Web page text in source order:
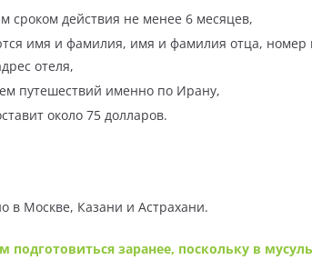
сроком действия не менее 6 месяцев,
имя и фамилия, имя и фамилия отца, номер
отеля,
путешествий именно по Ирану,
около 75 долларов.
в Москве, Казани и Астрахани.
заранее, поскольку в